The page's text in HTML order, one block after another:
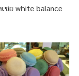
ชย white balance